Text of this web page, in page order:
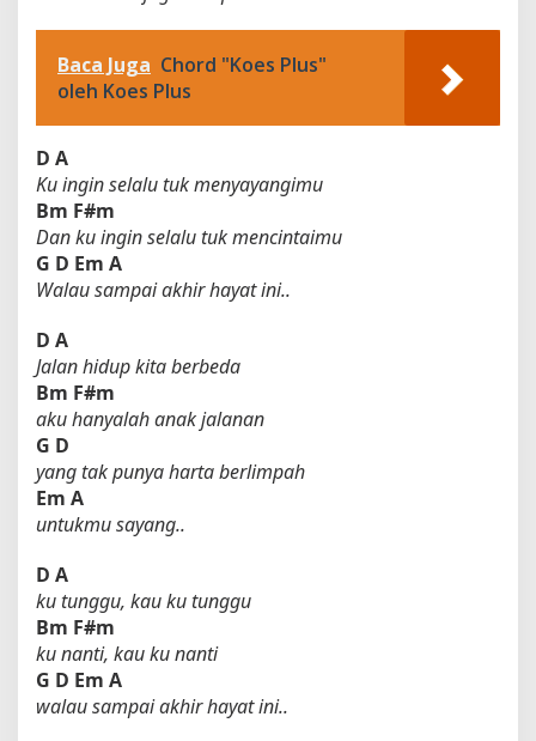
Baca Juga Chord "Koes Plus"
oleh Koes Plus
D A
Ku ingin selalu tuk menyayangimu
Bm F#m
Dan ku ingin selalu tuk mencintaimu
G D Em A
Walau sampai akhir hayat ini..
D A
Jalan hidup kita berbeda
Bm F#m
aku hanyalah anak jalanan
G D
yang tak punya harta berlimpah
Em A
untukmu sayang..
D A
ku tunggu, kau ku tunggu
Bm F#m
ku nanti, kau ku nanti
G D Em A
walau sampai akhir hayat ini..